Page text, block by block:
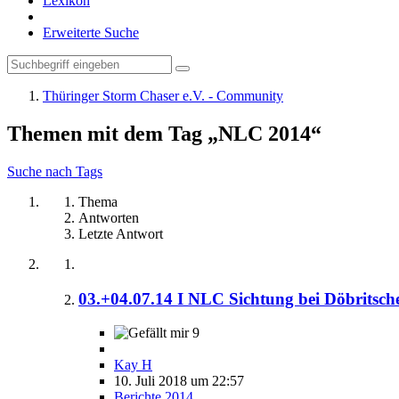
Erweiterte Suche
Thüringer Storm Chaser e.V. - Community
Themen mit dem Tag „NLC 2014“
Suche nach Tags
Thema
Antworten
Letzte Antwort
03.+04.07.14 I NLC Sichtung bei
9
Kay H
10. Juli 2018 um 22:57